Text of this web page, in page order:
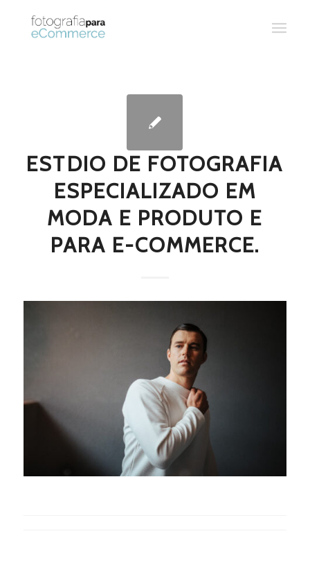
ESTDIO DE FOTOGRAFIA
ESPECIALIZADO EM
MODA E PRODUTO E
PARA E-COMMERCE.